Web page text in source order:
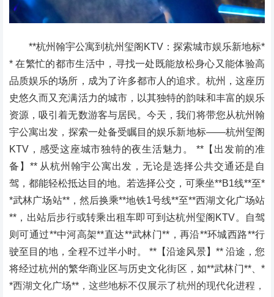
**杭州翰宇公寓到杭州玺阁KTV：探索城市娱乐新地标*
* 在繁忙的都市生活中，寻找一处既能放松身心又能体验高
品质娱乐的场所，成为了许多都市人的追求。杭州，这座历
史悠久而又充满活力的城市，以其独特的韵味和丰富的娱乐
资源，吸引着无数游客与居民。今天，我们将带您从杭州翰
宇公寓出发，探索一处备受瞩目的娱乐新地标——杭州玺阁
KTV，感受这座城市独特的夜生活魅力。 **【出发前的准
备】** 从杭州翰宇公寓出发，无论是选择公共交通还是自
驾，都能轻松抵达目的地。若选择公交，可乘坐**B1线**至*
*武林广场站**，然后换乘**地铁1号线**至**西湖文化广场站
**，出站后步行或转乘出租车即可到达杭州玺阁KTV。自驾
则可通过**中河高架**直达**武林门**，再沿**环城西路**行
驶至目的地，全程不过半小时。 **【沿途风景】** 沿途，您
将经过杭州的繁华商业区与历史文化街区，如**武林门**、*
*西湖文化广场**，这些地标不仅展示了杭州的现代化进程，